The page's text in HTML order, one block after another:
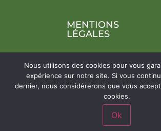
MENTIONS
LÉGALES
Nous utilisons des cookies pour vous
expérience sur notre site. Si vous
dernier, nous considérerons que vous
cookies.
Ok